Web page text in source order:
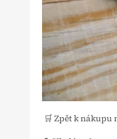
🛒 Zpět k nákupu